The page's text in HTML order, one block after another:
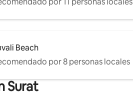
Beach
por 8 personas locales
Surat